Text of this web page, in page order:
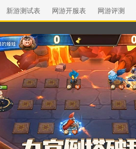
新游测试表 网游开服表 网游评测